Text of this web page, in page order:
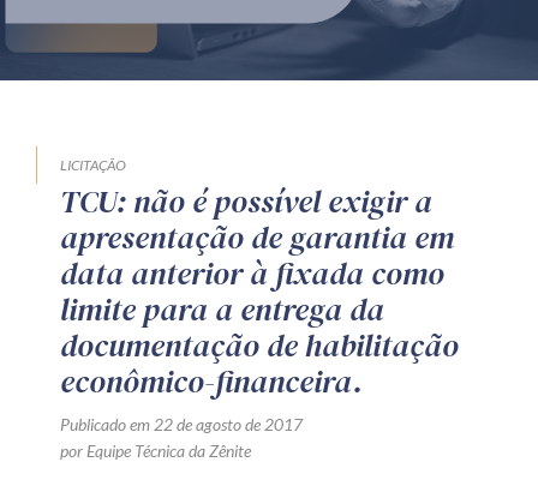
Produtos e serviços
Mentoria Zênite
Capacitação
Zênite Online
Eventos presenciais
Zênite in Company
Diferenciais
LICITAÇÃO
TCU: não é possível exigir a
apresentação de garantia em
data anterior à fixada como
limite para a entrega da
documentação de habilitação
econômico-financeira.
Publicado em 22 de agosto de 2017
por Equipe Técnica da Zênite